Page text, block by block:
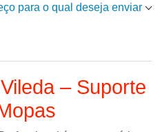
para o qual deseja enviar
– Suporte